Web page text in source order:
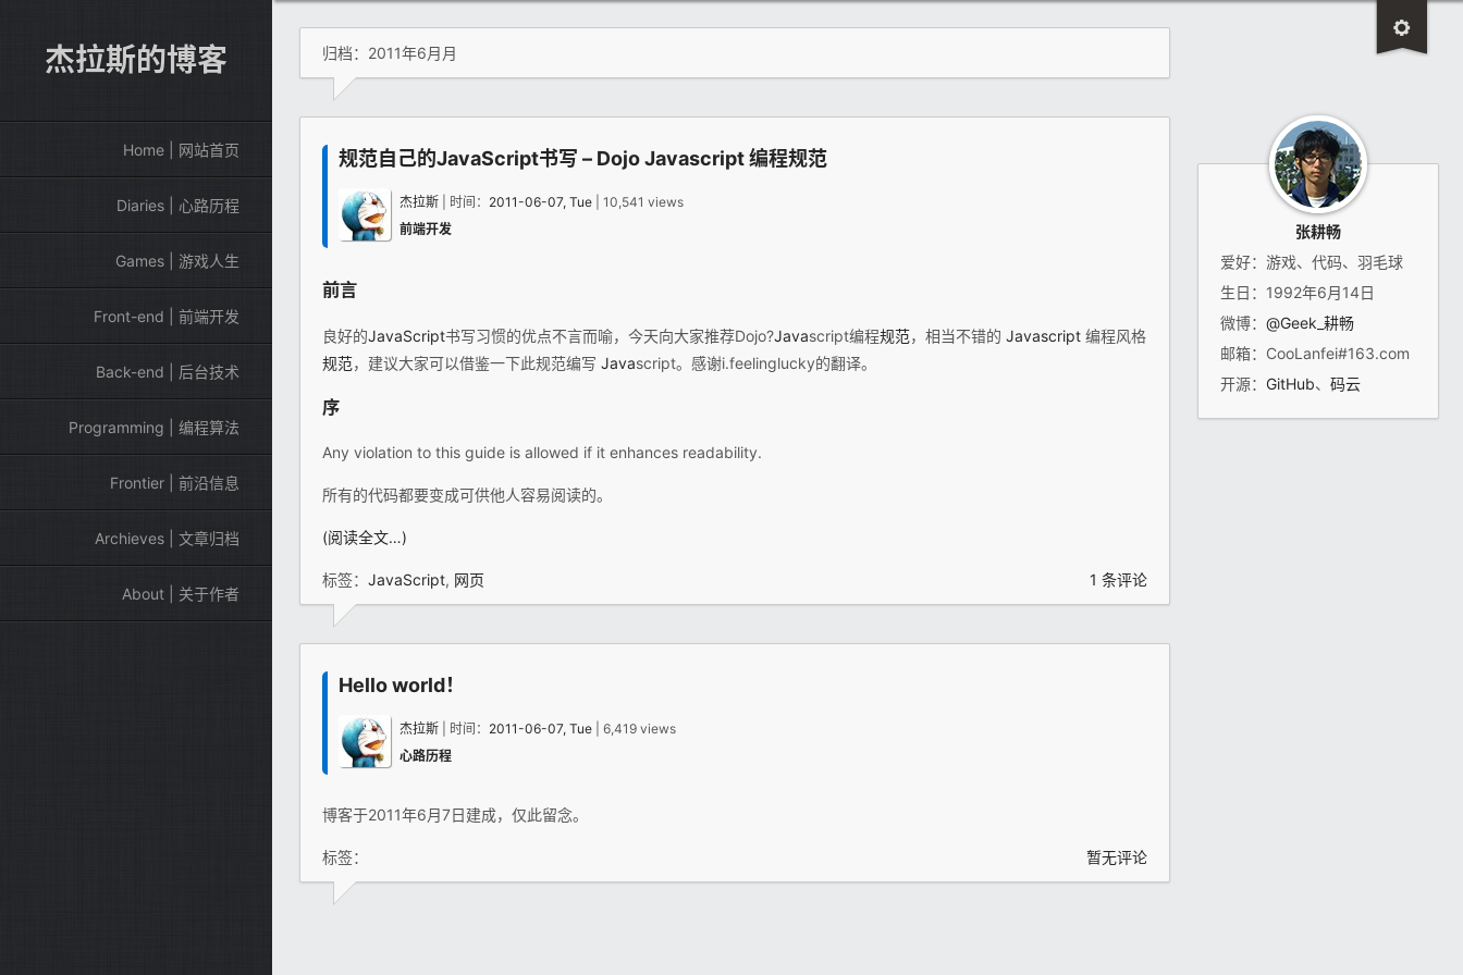
归档：2011年6月月
规范自己的JavaScript书写 – Dojo Javascript 编程规范
杰拉斯 | 时间： 2011-06-07, Tue | 10,541 views
前端开发
前言
良好的JavaScript书写习惯的优点不言而喻，今天向大家推荐Dojo?Javascript编程规范，相当不错的 Javascript 编程风格
规范，建议大家可以借鉴一下此规范编写 Javascript。感谢i.feelinglucky的翻译。
序
Any violation to this guide is allowed if it enhances readability.
所有的代码都要变成可供他人容易阅读的。
(阅读全文…)
标签： JavaScript, 网页 1 条评论
Hello world！
杰拉斯 | 时间： 2011-06-07, Tue | 6,419 views
心路历程
博客于2011年6月7日建成，仅此留念。
标签： 暂无评论
杰拉斯的博客
Home | 网站首页
Diaries | 心路历程
Games | 游戏人生
Front-end | 前端开发
Back-end | 后台技术
Programming | 编程算法
Frontier | 前沿信息
Archieves | 文章归档
About | 关于作者
张耕畅
爱好：游戏、代码、羽毛球
生日：1992年6月14日
微博： @Geek_耕畅
邮箱：CooLanfei#163.com
开源： GitHub、 码云